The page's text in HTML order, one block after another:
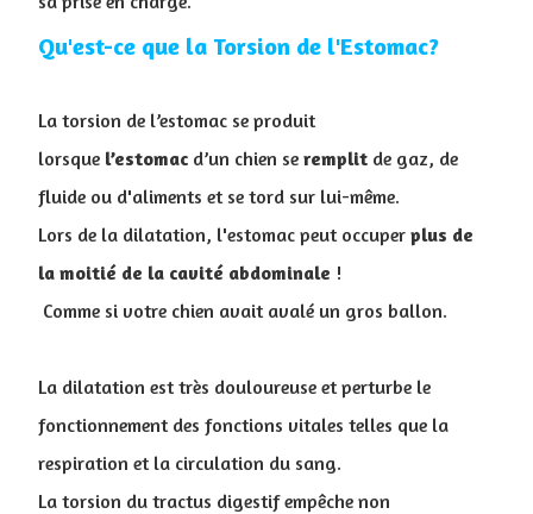
Qu'est-ce que la Torsion de l'Estomac?
La torsion de l’estomac se produit
lorsque l’estomac d’un chien se remplit de gaz, de
fluide ou d'aliments et se tord sur lui-même.
Lors de la dilatation, l'estomac peut occuper plus de
la moitié de la cavité abdominale !
Comme si votre chien avait avalé un gros ballon.
La dilatation est très douloureuse et perturbe le
fonctionnement des fonctions vitales telles que la
respiration et la circulation du sang.
La torsion du tractus digestif empêche non